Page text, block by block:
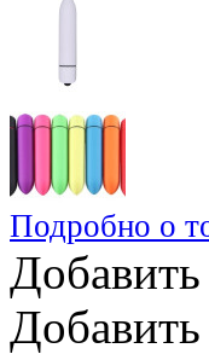
Подробно о